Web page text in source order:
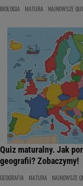
BIOLOGIA MATURA NAJNOWSZE
Quiz maturalny. Jak
geografii? Zobaczymy!
GEOGRAFIA MATURA NAJNOWSZE